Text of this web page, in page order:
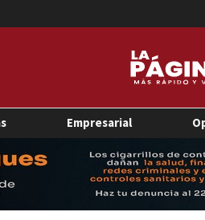
Empresarial